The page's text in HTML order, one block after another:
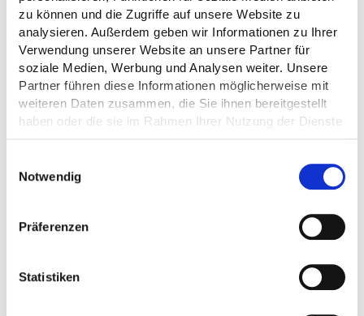
zu können und die Zugriffe auf unsere Website zu
analysieren. Außerdem geben wir Informationen zu Ihrer
Verwendung unserer Website an unsere Partner für
soziale Medien, Werbung und Analysen weiter. Unsere
Partner führen diese Informationen möglicherweise mit
weiteren Daten zusammen, die Sie ihnen bereitgestellt
haben oder die sie im Rahmen Ihrer Nutzung der Dienste
Notwendig
Präferenzen
StatistikenHygienische Lösungen für